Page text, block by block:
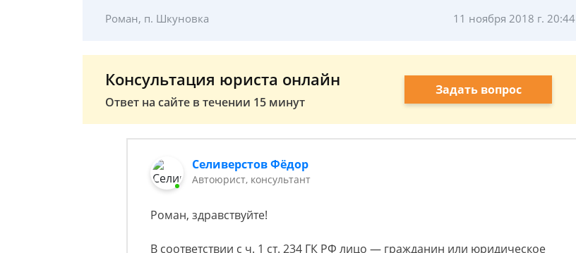
Роман, п. Шкуновка 11 ноября 2018 г. 20:44
Консультация юриста онлайн
Ответ на сайте в течении 15 минут
Задать вопрос
Селиверстов Фёдор
Автоюрист, консультант
Роман, здравствуйте!
В соответствии с ч. 1 ст. 234 ГК РФ лицо — гражданин или юридическое